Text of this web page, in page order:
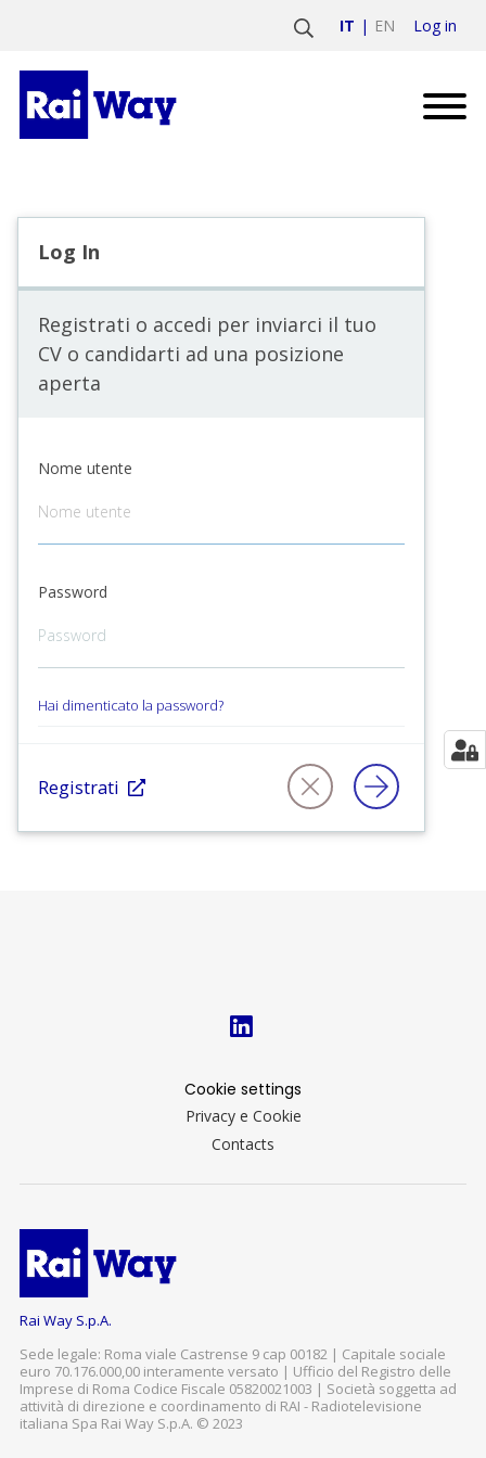
IT EN Log in
Log In
Registrati o accedi per inviarci il tuo
CV o candidarti ad una posizione
aperta
Nome utente
Password
Hai dimenticato la password?
Registrati
Cookie settings
Privacy e Cookie
Contacts
Rai Way S.p.A.
Sede legale: Roma viale Castrense 9 cap 00182 | Capitale sociale
euro 70.176.000,00 interamente versato | Ufficio del Registro delle
Imprese di Roma Codice Fiscale 05820021003 | Società soggetta ad
attività di direzione e coordinamento di RAI - Radiotelevisione
italiana Spa Rai Way S.p.A. © 2023